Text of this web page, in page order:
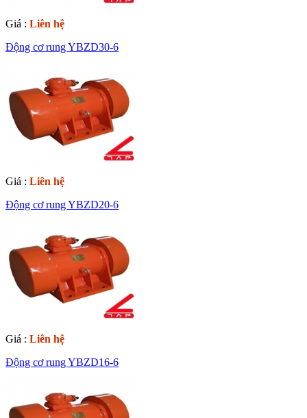
Giá : Liên hệ
Động cơ rung YBZD30-6
Giá : Liên hệ
Động cơ rung YBZD20-6
Giá : Liên hệ
Động cơ rung YBZD16-6